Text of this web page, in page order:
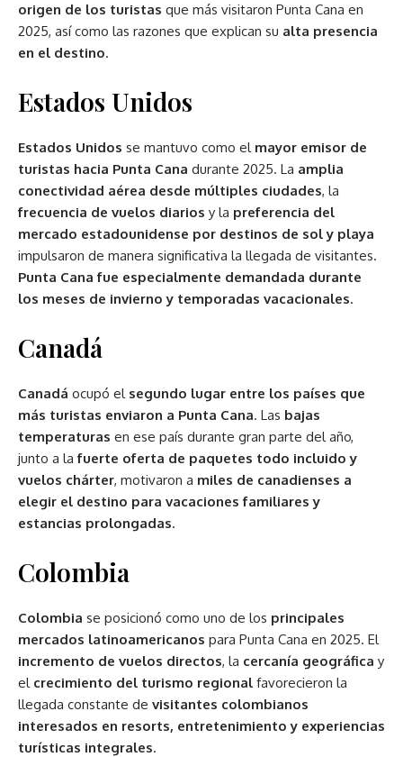
origen de los turistas que más visitaron Punta Cana en
2025, así como las razones que explican su alta presencia
en el destino.
Estados Unidos
Estados Unidos se mantuvo como el mayor emisor de
turistas hacia Punta Cana durante 2025. La amplia
conectividad aérea desde múltiples ciudades, la
frecuencia de vuelos diarios y la preferencia del
mercado estadounidense por destinos de sol y playa
impulsaron de manera significativa la llegada de visitantes.
Punta Cana fue especialmente demandada durante
los meses de invierno y temporadas vacacionales.
Canadá
Canadá ocupó el segundo lugar entre los países que
más turistas enviaron a Punta Cana. Las bajas
temperaturas en ese país durante gran parte del año,
junto a lafuerte oferta de paquetes todo incluido y
vuelos chárter, motivaron a miles de canadienses a
elegir el destino para vacaciones familiares y
estancias prolongadas.
Colombia
Colombia se posicionó como uno de los principales
mercados latinoamericanos para Punta Cana en 2025. El
incremento de vuelos directos, la cercanía geográfica y
el crecimiento del turismo regional favorecieron la
llegada constante de visitantes colombianos
interesados en resorts, entretenimiento y experiencias
turísticas integrales.